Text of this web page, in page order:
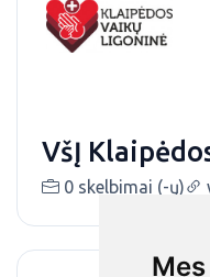
VšĮ
0 skelbimai (-ų)